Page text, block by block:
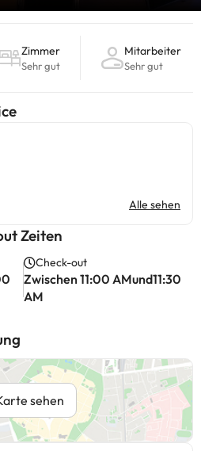
Zimmer
Sehr gut
Mitarbeiter
Sehr gut
Alle sehen
Zeiten
Check-out
Zwischen 11:00 AMund11:30
AM
sehen